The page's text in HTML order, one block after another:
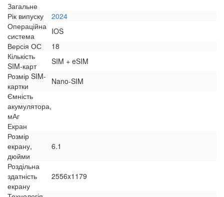
Загальне
Рік випуску
2024
Операційна
система
IOS
Версія ОС
18
Кількість
SIM-карт
SIM + eSIM
Розмір SIM-
картки
Nano-SIM
Ємність
акумулятора,
мАг
Екран
Розмір
екрану,
дюйми
6.1
Роздільна
здатність
екрану
2556x1179